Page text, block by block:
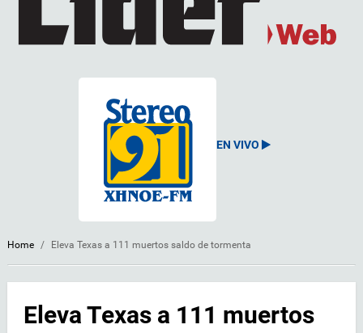
EN VIVO
Home / Eleva Texas a 111 muertos saldo de tormenta
Eleva Texas a 111 muertos